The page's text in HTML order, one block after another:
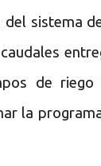
sistema
de
la